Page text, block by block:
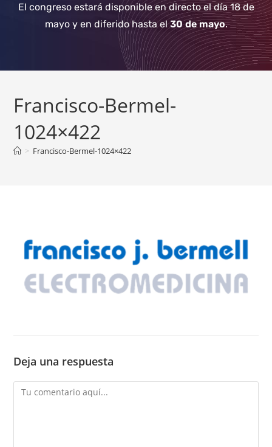
El congreso estará disponible en directo el día 18 de
mayo y en diferido hasta el30 de mayo.
Francisco-Bermel-
1024×422
> Francisco-Bermel-1024×422
Deja una respuesta